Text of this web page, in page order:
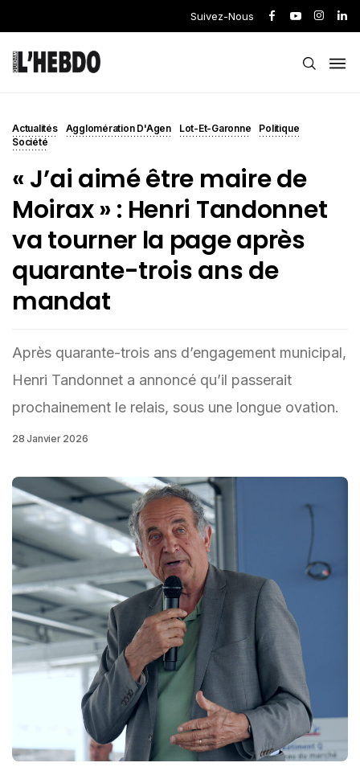
Suivez-Nous
Actualités Agglomération D'Agen Lot-Et-Garonne
Politique
Société
« J’ai aimé être maire de
Moirax » : Henri Tandonnet
va tourner la page après
quarante-trois ans de
mandat
Après quarante-trois ans d’engagement municipal,
Henri Tandonnet a annoncé qu’il passerait
prochainement le relais, sous une longue ovation.
28 Janvier 2026